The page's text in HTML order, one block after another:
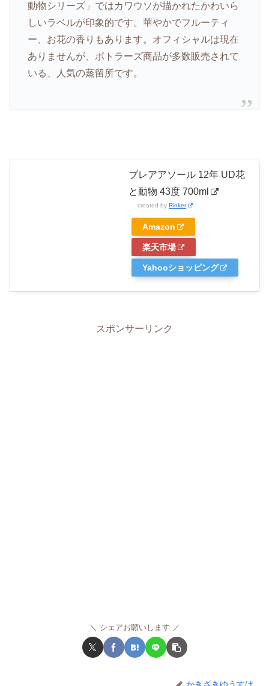
動物シリーズ」ではカワウソが描かれたかわいら
しいラベルが印象的です。華やかでフルーティ
ー、お花の香りもあります。オフィシャルは現在
ありませんが、ボトラーズ商品が多数販売されて
いる、人気の蒸留所です。
ブレアアソール 12年 UD花
と動物 43度 700ml
created by Rinker
Amazon
楽天市場
Yahooショッピング
スポンサーリンク
シェアお願いします